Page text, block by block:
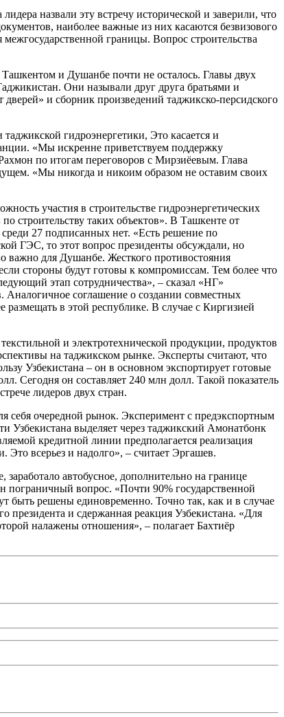
назвали эту встречу исторической и заверили, что
наиболее важные из них касаются безвизового
границы. Вопрос строительства
и Душанбе почти не осталось. Главы двух
Они называли друг друга братьями и
и сборник произведений таджикско-персидского
гидроэнергетики, Это касается и
«Мы искренне приветствуем поддержку
по итогам переговоров с Мирзиёевым. Глава
«Мы никогда и никоим образом не оставим своих
участия в строительстве гидроэнергетических
строительству таких объектов». В Ташкенте от
27 подписанных нет. «Есть решение по
ГЭС, то этот вопрос президенты обсуждали, но
важно для Душанбе. Жесткого противостояния
стороны будут готовы к компромиссам. Тем более что
этап сотрудничества», – сказал «НГ»
Аналогичное соглашение о создании совместных
в этой республике. В случае с Киргизией
и электротехнической продукции, продуктов
на таджикском рынке. Эксперты считают, что
Узбекистана – он в основном экспортирует готовые
Сегодня он составляет 240 млн долл. Такой показатель
лидеров двух стран.
себя очередной рынок. Эксперимент с предэкспортным
Узбекистана выделяет через таджикский Амонатбонк
кредитной линии предполагается реализация
Это всерьез и надолго», – считает Эргашев.
автобусное, дополнительно на границе
вопрос. «Почти 90% государственной
решены единовременно. Точно так, как и в случае
президента и сдержанная реакция Узбекистана. «Для
налажены отношения», – полагает Бахтиёр